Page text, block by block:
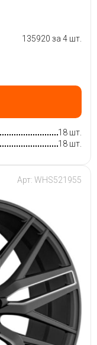
135920 за 4 шт.
18 шт.
18 шт.
Арт: WHS521955